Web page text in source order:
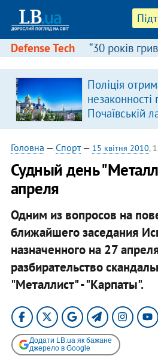
Defense Tech “30 років
Поліція
Почаївській
Головна — Спорт— 15 квітня 2010,
Судный день
апреля
Одним из вопросов на
ближайшего заседания
назначенного на 27
разбирательство
"Металлист" - "Карпаты".
Додати LB.ua як бажане
джерело в Google